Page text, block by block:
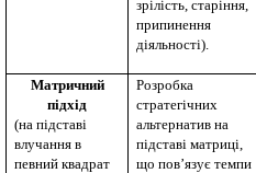
зрілість, старіння,
припинення
діяльності).
Матричний
підхід
(на підставі
влучання в
певний квадрат
Розробка
стратегічних
альтернатив на
підставі матриці,
що пов’язує темпи